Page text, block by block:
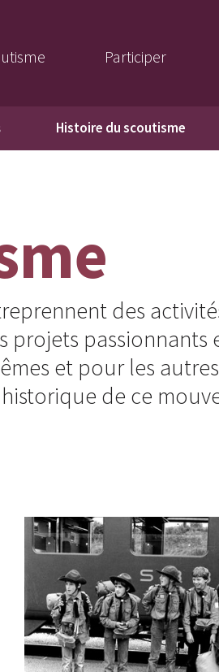
Participer
Histoire du scoutisme
des
projets passionnants
et pour les
de ce